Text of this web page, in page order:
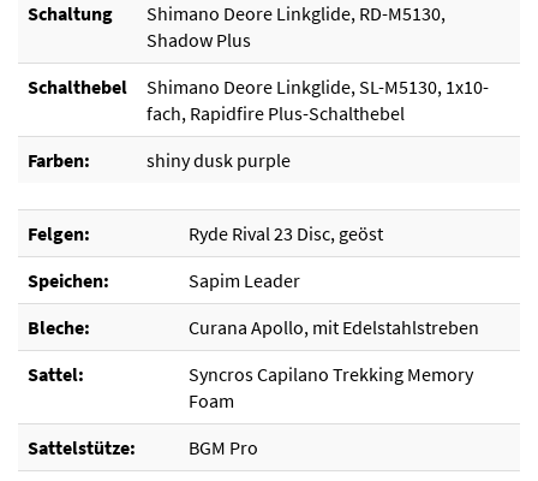
Schaltung
Shimano Deore Linkglide, RD-M5130,
Shadow Plus
Schalthebel
Shimano Deore Linkglide, SL-M5130, 1x10-
fach, Rapidfire Plus-Schalthebel
Farben:
shiny dusk purple
Felgen:
Ryde Rival 23 Disc, geöst
Speichen:
Sapim Leader
Bleche:
Curana Apollo, mit Edelstahlstreben
Sattel:
Syncros Capilano Trekking Memory
Foam
Sattelstütze:
BGM Pro